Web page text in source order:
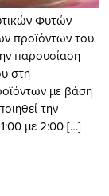
Φυτών
προϊόντων του
παρουσίαση
στη
με βάση
την
με 2:00 […]